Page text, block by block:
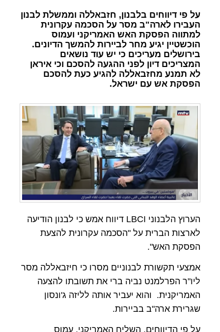
על פי דיווחים בלבנון, חזבאללה וממשלת לבנון
העבירו לארה"ב מסר על הסכמה עקרונית
למתווה הפסקת האש האמריקני ועמוס
הוכשטיין יגיע מחר לביירות להמשך הדיונים.
בירושלים מעריכים כי יש עוד נושאים
המצריכים דיון לפני ההגעה להסכם וכי איראן
לא תמנע מחזבאללה להגיע כעת להסכם
הפסקת אש עם ישראל.
הערוץ הלבנוני LBCI דיווח אמש כי לבנון הודיעה
לארצות הברית על "הסכמה עקרונית להצעת
הפסקת האש".
אמצעי תקשורת לבנוניים מסרו כי חיזבאללה מסר
ליו"ר הפרלמנט נביה ברי את תשובתו להצעה
האמריקנית. והוא יעביר אותה לליזה ג'ונסון
שגרירת ארה"ב בביירות.
על פי הדיווחים, השליח האמריקני, עמוס